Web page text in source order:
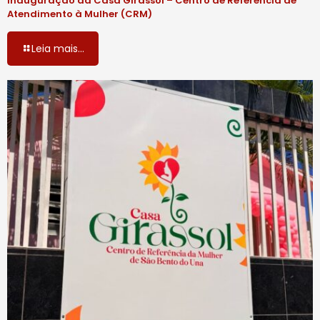
Atendimento à Mulher (CRM)
Leia mais...